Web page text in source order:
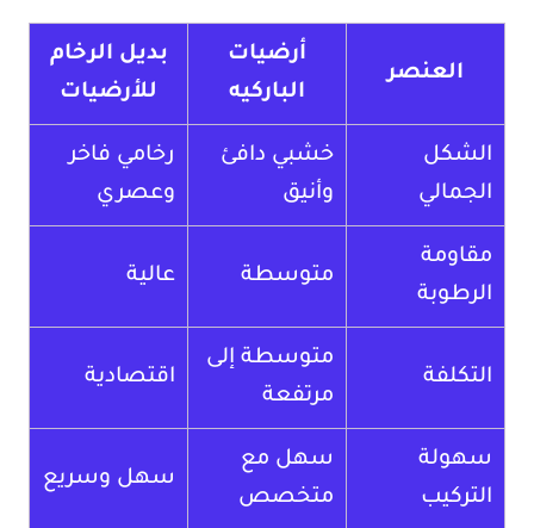
العنصر
أرضيات
الباركيه
بديل الرخام
للأرضيات
الشكل
الجمالي
خشبي دافئ
وأنيق
رخامي فاخر
وعصري
مقاومة
الرطوبة
متوسطة عالية
التكلفة
متوسطة إلى
مرتفعة
اقتصادية
سهولة
التركيب
سهل مع
متخصص
سهل وسريع